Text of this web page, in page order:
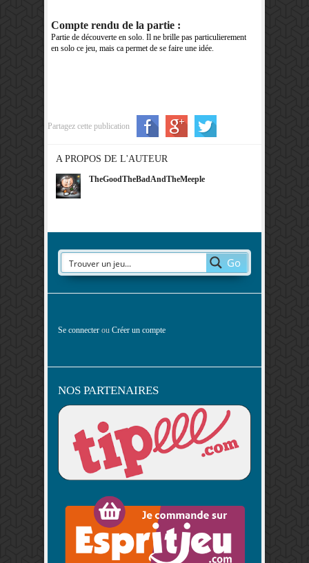
Compte rendu de la partie :
Partie de découverte en solo. Il ne brille pas particulierement
en solo ce jeu, mais ca permet de se faire une idée.
Partagez cette publication
A PROPOS DE L'AUTEUR
TheGoodTheBadAndTheMeeple
Go
Se connecter ou Créer un compte
NOS PARTENAIRES